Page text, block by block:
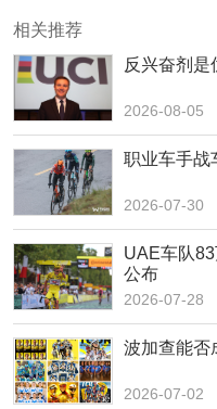
相关推荐
反兴奋剂是
2026-08-05
职业车手战
2026-07-30
UAE车队
公布
2026-07-28
波加查能否
2026-07-02